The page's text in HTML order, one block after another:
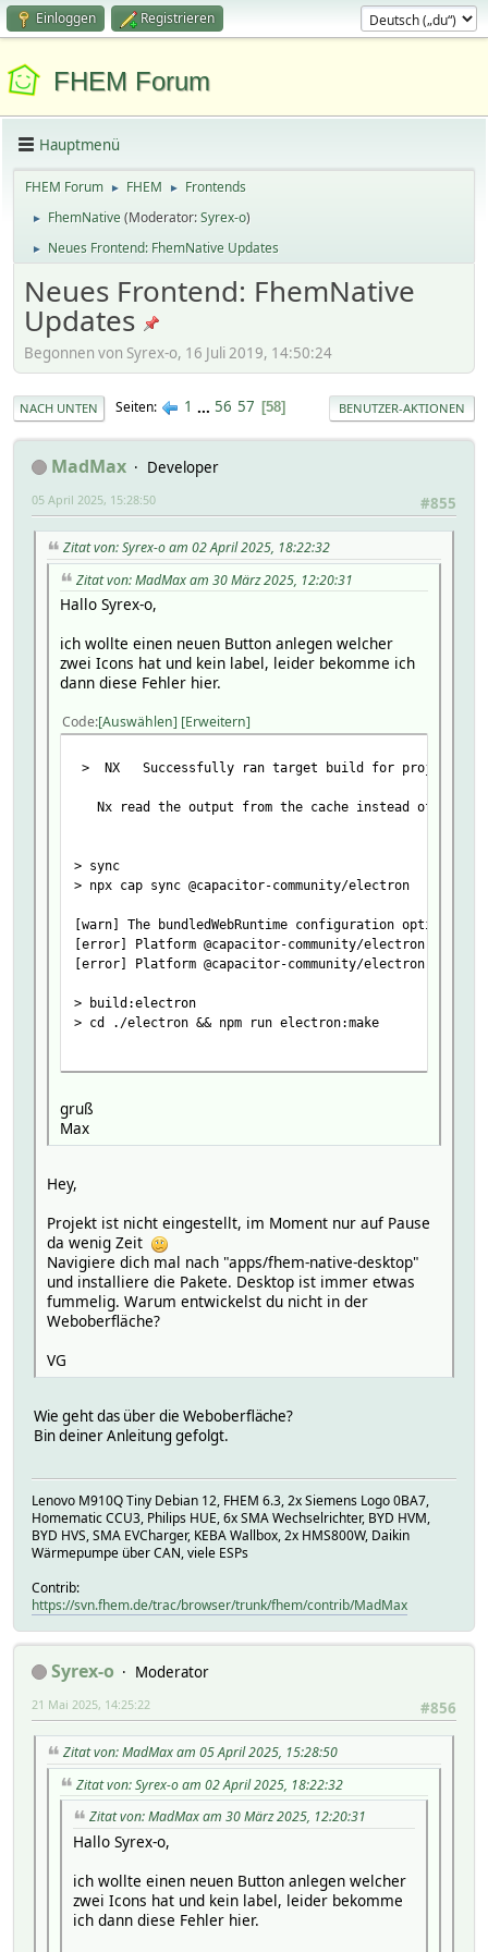
Einloggen Registrieren
FHEM Forum
Hauptmenü
FHEM Forum ► FHEM ► Frontends
► FhemNative(Moderator:Syrex-o)
► Neues Frontend: FhemNative Updates
Neues Frontend: FhemNative
Updates
Begonnen von Syrex-o, 16 Juli 2019, 14:50:24
NACH UNTEN Seiten 1 ... 56 57 58 BENUTZER-AKTIONEN
MadMax
Developer
#855
05 April 2025, 15:28:50
Zitat von: Syrex-o am 02 April 2025, 18:22:32
Zitat von: MadMax am 30 März 2025, 12:20:31
Hallo Syrex-o,
ich wollte einen neuen Button anlegen welcher
zwei Icons hat und kein label, leider bekomme ich
dann diese Fehler hier.
Code Auswählen Erweitern
> NX Successfully ran target build for project
Nx read the output from the cache instead of
> sync
> npx cap sync @capacitor-community/electron
[warn] The bundledWebRuntime configuration option
[error] Platform @capacitor-community/electron not
[error] Platform @capacitor-community/electron not
> build:electron
> cd ./electron && npm run electron:make
> npm run build && electron-builder build -c ./
src/index.ts:1:46 - error TS2307: Cannot find module
1 import type { CapacitorElectronConfig } from
src/index.ts:2:70 - error TS2307: Cannot find module
src/index.ts:3:49 - error TS2307: Cannot find
src/index.ts:4:48 - error TS2307: Cannot find
4 import { app, MenuItem, ipcMain, screen } from
src/index.ts:5:27 - error TS2307: Cannot find
5 import electronIsDev from 'electron-is-dev';
~~~~~~~~~~~~~~~~~
src/index.ts:6:23 - error TS2307: Cannot find
6 import unhandled from 'electron-unhandled';
~~~~~~~~~~~~~~~~~~~~
src/index.ts:7:29 - error TS2307: Cannot find
7 import { autoUpdater } from 'electron-updater';
src/rt/electron-rt.ts:2:44 - error TS2307: Cannot
gruß
Max
Hey,
Projekt ist nicht eingestellt, im Moment nur auf Pause
da wenig Zeit
Navigiere dich mal nach "apps/fhem-native-desktop"
und installiere die Pakete. Desktop ist immer etwas
fummelig. Warum entwickelst du nicht in der
Weboberfläche?
VG
Wie geht das über die Weboberfläche?
Bin deiner Anleitung gefolgt.
Lenovo M910Q Tiny Debian 12, FHEM 6.3, 2x Siemens Logo 0BA7,
Homematic CCU3, Philips HUE, 6x SMA Wechselrichter, BYD HVM,
BYD HVS, SMA EVCharger, KEBA Wallbox, 2x HMS800W, Daikin
Wärmepumpe über CAN, viele ESPs
Contrib:
https://svn.fhem.de/trac/browser/trunk/fhem/contrib/MadMax
Syrex-o
Moderator
#856
21 Mai 2025, 14:25:22
Zitat von: MadMax am 05 April 2025, 15:28:50
Zitat von: Syrex-o am 02 April 2025, 18:22:32
Zitat von: MadMax am 30 März 2025, 12:20:31
Hallo Syrex-o,
ich wollte einen neuen Button anlegen welcher
zwei Icons hat und kein label, leider bekomme
ich dann diese Fehler hier.